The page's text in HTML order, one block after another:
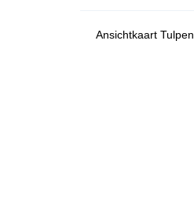
Ansichtkaart Tulpen